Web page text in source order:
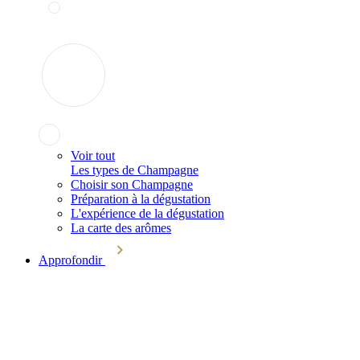
Voir tout
Les types de Champagne
Choisir son Champagne
Préparation à la dégustation
L'expérience de la dégustation
La carte des arômes
Approfondir